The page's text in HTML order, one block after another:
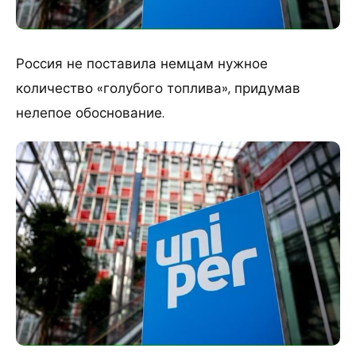
Россия не поставила немцам нужное
количество «голубого топлива», придумав
нелепое обоснование.